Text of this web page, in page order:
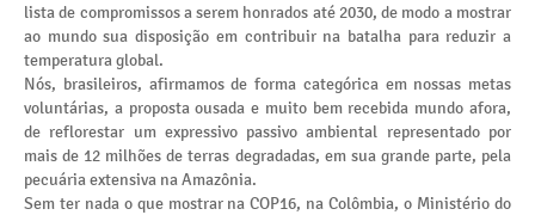
lista de compromissos a serem honrados até 2030, de modo a mostrar
ao mundo sua disposição em contribuir na batalha para reduzir a
temperatura global.
Nós, brasileiros, afirmamos de forma categórica em nossas metas
voluntárias, a proposta ousada e muito bem recebida mundo afora,
de reflorestar um expressivo passivo ambiental representado por
mais de 12 milhões de terras degradadas, em sua grande parte, pela
pecuária extensiva na Amazônia.
Sem ter nada o que mostrar na COP16, na Colômbia, o Ministério do